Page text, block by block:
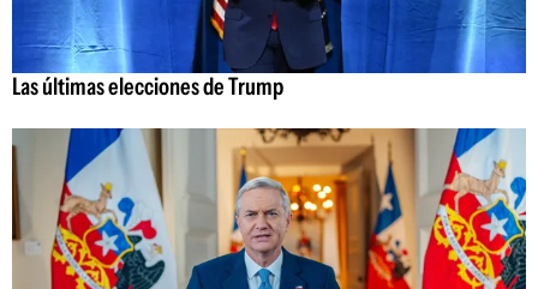
Las últimas elecciones de Trump